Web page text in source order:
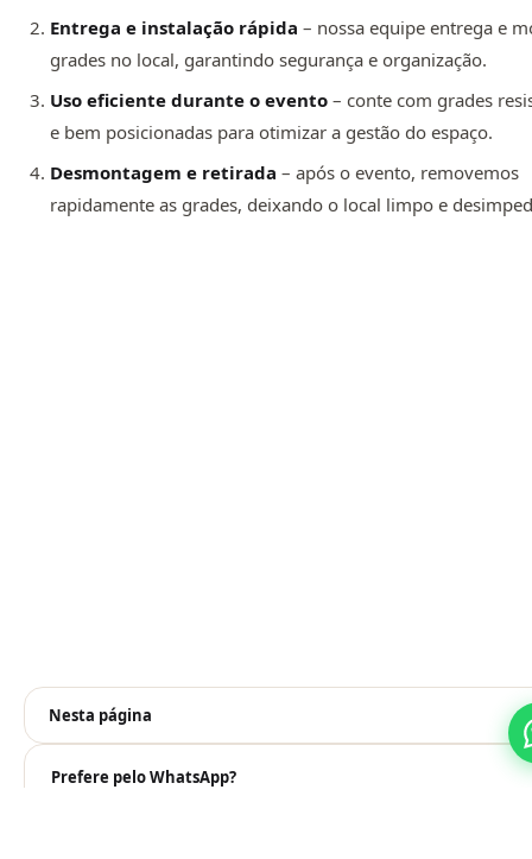
Entrega e instalação rápida – nossa equipe entrega e
grades no local, garantindo segurança e organização.
Uso eficiente durante o evento – conte com grades
e bem posicionadas para otimizar a gestão do espaço.
Desmontagem e retirada – após o evento, removemos
rapidamente as grades, deixando o local limpo e
Nesta página
Prefere pelo WhatsApp?